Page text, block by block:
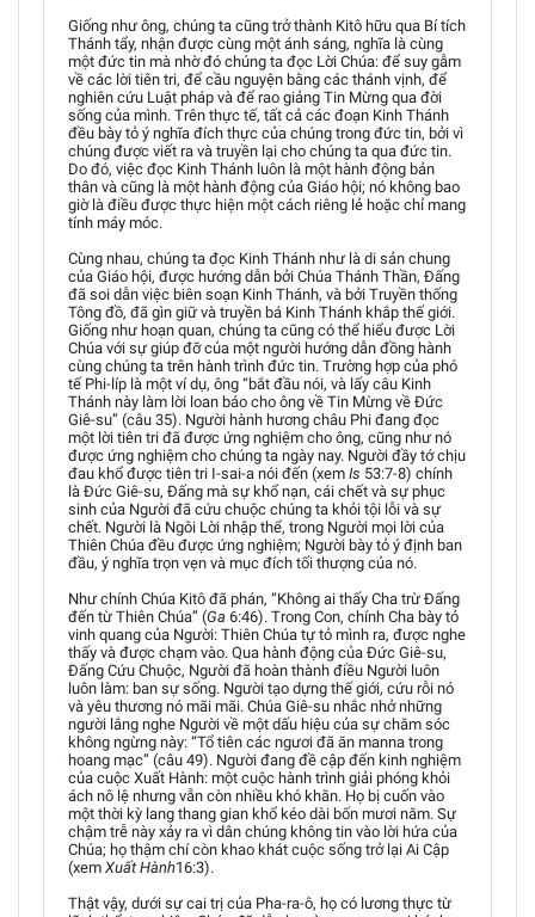
Giống như ông, chúng ta cũng trở thành Kitô hữu qua Bí tích
Thánh tẩy, nhận được cùng một ánh sáng, nghĩa là cùng
một đức tin mà nhờ đó chúng ta đọc Lời Chúa: để suy gẫm
về các lời tiên tri, để cầu nguyện bằng các thánh vịnh, để
nghiên cứu Luật pháp và để rao giảng Tin Mừng qua đời
sống của mình. Trên thực tế, tất cả các đoạn Kinh Thánh
đều bày tỏ ý nghĩa đích thực của chúng trong đức tin, bởi vì
chúng được viết ra và truyền lại cho chúng ta qua đức tin.
Do đó, việc đọc Kinh Thánh luôn là một hành động bản
thân và cũng là một hành động của Giáo hội; nó không bao
giờ là điều được thực hiện một cách riêng lẻ hoặc chỉ mang
tính máy móc.
Cùng nhau, chúng ta đọc Kinh Thánh như là di sản chung
của Giáo hội, được hướng dẫn bởi Chúa Thánh Thần, Đấng
đã soi dẫn việc biên soạn Kinh Thánh, và bởi Truyền thống
Tông đồ, đã gìn giữ và truyền bá Kinh Thánh khắp thế giới.
Giống như hoạn quan, chúng ta cũng có thể hiểu được Lời
Chúa với sự giúp đỡ của một người hướng dẫn đồng hành
cùng chúng ta trên hành trình đức tin. Trường hợp của phó
tế Phi-líp là một ví dụ, ông “bắt đầu nói, và lấy câu Kinh
Thánh này làm lời loan báo cho ông về Tin Mừng về Đức
Giê-su” (câu 35). Người hành hương châu Phi đang đọc
một lời tiên tri đã được ứng nghiệm cho ông, cũng như nó
được ứng nghiệm cho chúng ta ngày nay. Người đầy tớ chịu
đau khổ được tiên tri I-sai-a nói đến (xem Is 53:7-8) chính
là Đức Giê-su, Đấng mà sự khổ nạn, cái chết và sự phục
sinh của Người đã cứu chuộc chúng ta khỏi tội lỗi và sự
chết. Người là Ngôi Lời nhập thể, trong Người mọi lời của
Thiên Chúa đều được ứng nghiệm; Người bày tỏ ý định ban
đầu, ý nghĩa trọn vẹn và mục đích tối thượng của nó.
Như chính Chúa Kitô đã phán, “Không ai thấy Cha trừ Đấng
đến từ Thiên Chúa” (Ga 6:46). Trong Con, chính Cha bày tỏ
vinh quang của Người: Thiên Chúa tự tỏ mình ra, được nghe
thấy và được chạm vào. Qua hành động của Đức Giê-su,
Đấng Cứu Chuộc, Người đã hoàn thành điều Người luôn
luôn làm: ban sự sống. Người tạo dựng thế giới, cứu rỗi nó
và yêu thương nó mãi mãi. Chúa Giê-su nhắc nhở những
người lắng nghe Người về một dấu hiệu của sự chăm sóc
không ngừng này: “Tổ tiên các ngươi đã ăn manna trong
hoang mạc” (câu 49). Người đang đề cập đến kinh nghiệm
của cuộc Xuất Hành: một cuộc hành trình giải phóng khỏi
ách nô lệ nhưng vẫn còn nhiều khó khăn. Họ bị cuốn vào
một thời kỳ lang thang gian khổ kéo dài bốn mươi năm. Sự
chậm trễ này xảy ra vì dân chúng không tin vào lời hứa của
Chúa; họ thậm chí còn khao khát cuộc sống trở lại Ai Cập
(xem Xuất Hành16:3).
Thật vậy, dưới sự cai trị của Pha-ra-ô, họ có lương thực từ